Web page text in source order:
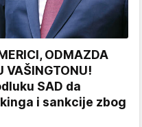
ODMAZDA
VAŠINGTONU!
SAD da
i sankcije zbog